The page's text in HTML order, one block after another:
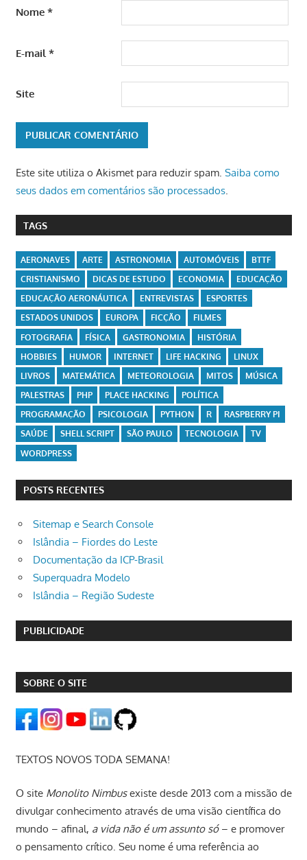
Nome *
E-mail *
Site
Este site utiliza o Akismet para reduzir spam. Saiba como
seus dados em comentários são processados.
TAGS
AERONAVES ARTE ASTRONOMIA AUTOMÓVEIS
BTTF
CRISTIANISMO
DICAS DE ESTUDO ECONOMIA
EDUCAÇÃO
EDUCAÇÃO AERONÁUTICA
ENTREVISTAS
ESPORTES
ESTADOS UNIDOS
EUROPA FICÇÃO
FILMES
FOTOGRAFIA
FÍSICA GASTRONOMIA
HISTÓRIA
HOBBIES
HUMOR INTERNET LIFE HACKING
LINUX
LIVROS
MATEMÁTICA METEOROLOGIA MITOS
MÚSICA
PALESTRAS
PHP PLACE HACKING
POLÍTICA
PROGRAMAÇÃO
PSICOLOGIA PYTHON R
RASPBERRY PI
SAÚDE
SHELL SCRIPT SÃO PAULO TECNOLOGIA
TV
WORDPRESS
POSTS RECENTES
Sitemap e Search Console
Islândia – Fiordes do Leste
Documentação da ICP-Brasil
Superquadra Modelo
Islândia – Região Sudeste
PUBLICIDADE
SOBRE O SITE
TEXTOS NOVOS TODA SEMANA!
O site Monolito Nimbusexiste desde 2013 com a missão de
divulgar conhecimento através de uma visão científica do
mundo – afinal, a vida não é um assunto só– e promover
o pensamento crítico. Seu nome é uma referência ao